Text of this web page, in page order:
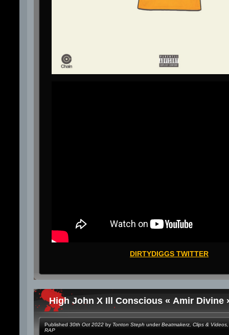
DIRTYDIGGS TWITTER
High John X Ill Conscious « Amir Divine
Published 30th Oct 2022 by Tonton Steph underBeatmakerz Clips & Videos
RAP